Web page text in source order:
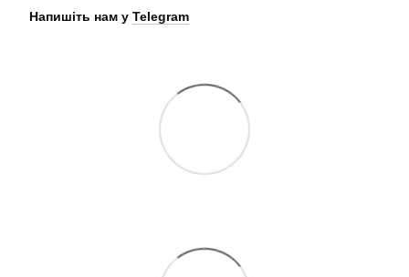
Напишіть нам у Telegram